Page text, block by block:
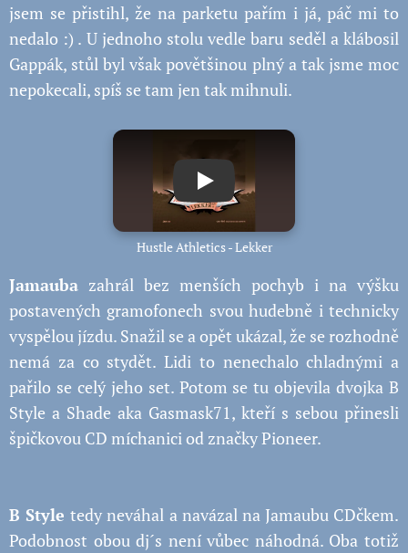
jsem se přistihl, že na parketu pařím i já, páč mi to
nedalo :) . U jednoho stolu vedle baru seděl a klábosil
Gappák, stůl byl však povětšinou plný a tak jsme moc
nepokecali, spíš se tam jen tak mihnuli.
Play
Hustle Athletics - Lekker
Jamauba zahrál bez menších pochyb i na výšku
postavených gramofonech svou hudebně i technicky
vyspělou jízdu. Snažil se a opět ukázal, že se rozhodně
nemá za co stydět. Lidi to nenechalo chladnými a
pařilo se celý jeho set. Potom se tu objevila dvojka B
Style a Shade aka Gasmask71, kteří s sebou přinesli
špičkovou CD míchanici od značky Pioneer.
B Styletedy neváhal anavázal na Jamaubu CDčkem.
Podobnost obou dj´s není vůbec náhodná. Oba totiž